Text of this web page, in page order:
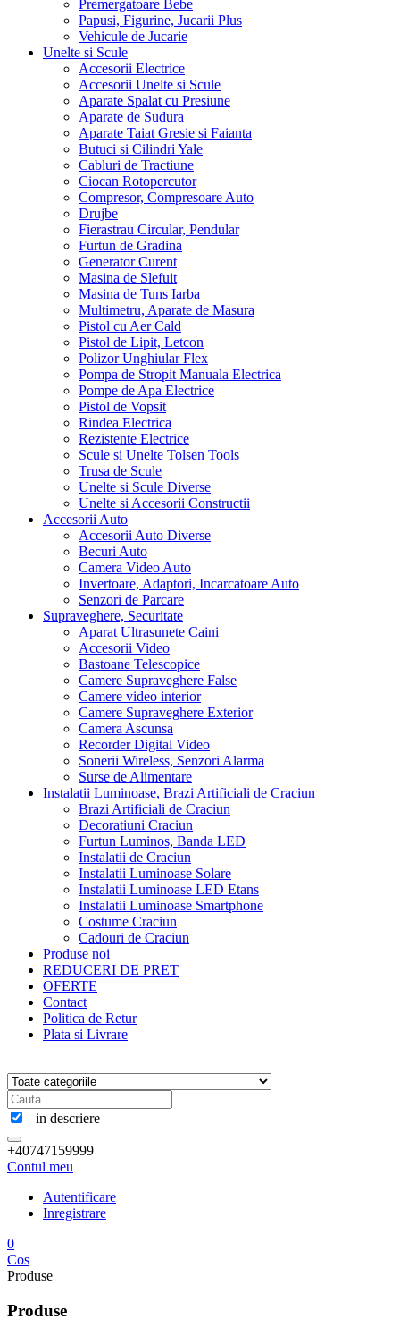
Premergatoare Bebe
Papusi, Figurine, Jucarii Plus
Vehicule de Jucarie
Unelte si Scule
Accesorii Electrice
Accesorii Unelte si Scule
Aparate Spalat cu Presiune
Aparate de Sudura
Aparate Taiat Gresie si Faianta
Butuci si Cilindri Yale
Cabluri de Tractiune
Ciocan Rotopercutor
Compresor, Compresoare Auto
Drujbe
Fierastrau Circular, Pendular
Furtun de Gradina
Generator Curent
Masina de Slefuit
Masina de Tuns Iarba
Multimetru, Aparate de Masura
Pistol cu Aer Cald
Pistol de Lipit, Letcon
Polizor Unghiular Flex
Pompa de Stropit Manuala Electrica
Pompe de Apa Electrice
Pistol de Vopsit
Rindea Electrica
Rezistente Electrice
Scule si Unelte Tolsen Tools
Trusa de Scule
Unelte si Scule Diverse
Unelte si Accesorii Constructii
Accesorii Auto
Accesorii Auto Diverse
Becuri Auto
Camera Video Auto
Invertoare, Adaptori, Incarcatoare Auto
Senzori de Parcare
Supraveghere, Securitate
Aparat Ultrasunete Caini
Accesorii Video
Bastoane Telescopice
Camere Supraveghere False
Camere video interior
Camere Supraveghere Exterior
Camera Ascunsa
Recorder Digital Video
Sonerii Wireless, Senzori Alarma
Surse de Alimentare
Instalatii Luminoase, Brazi Artificiali de Craciun
Brazi Artificiali de Craciun
Decoratiuni Craciun
Furtun Luminos, Banda LED
Instalatii de Craciun
Instalatii Luminoase Solare
Instalatii Luminoase LED Etans
Instalatii Luminoase Smartphone
Costume Craciun
Cadouri de Craciun
Produse noi
REDUCERI DE PRET
OFERTE
Contact
Politica de Retur
Plata si Livrare
in descriere
+40747159999
Contul meu
Autentificare
Inregistrare
0
Cos
Produse
Produse